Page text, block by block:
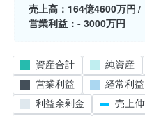
売上高
164億4600万円
営業利益
- 3000万円
資産合計 純資産
営業利益
経常利益
利益余剰金
売上